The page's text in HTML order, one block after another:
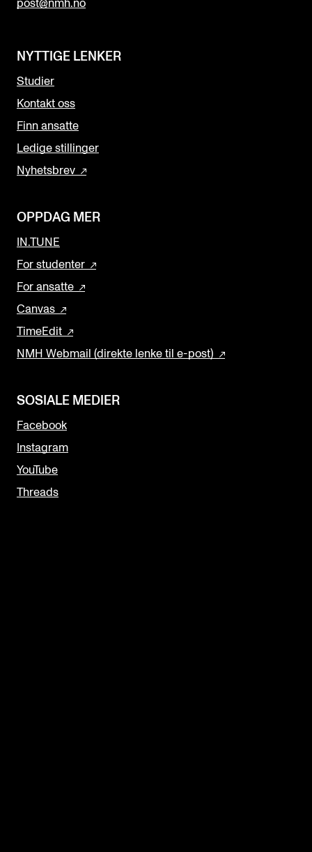
post@nmh.no
NYTTIGE LENKER
Studier
Kontakt oss
Finn ansatte
Ledige stillinger
Nyhetsbrev
OPPDAG MER
IN.TUNE
For studenter
For ansatte
Canvas
TimeEdit
NMH Webmail (direkte lenke til e-post)
SOSIALE MEDIER
Facebook
Instagram
YouTube
Threads